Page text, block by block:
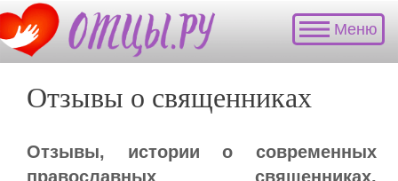
Меню
Отзывы о священниках
Отзывы, истории о современных
православных священниках,